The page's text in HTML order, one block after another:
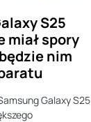
S25
miał spory
nim
Galaxy S25